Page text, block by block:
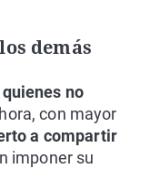
demás
no
con mayor
a compartir
imponer su